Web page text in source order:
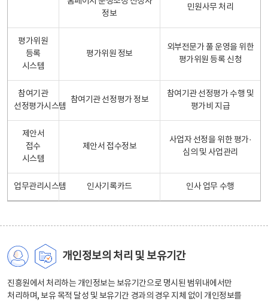
정보
민원사무 처리
평가위원
등록
시스템
평가위원 정보
외부전문가 풀 운영을 위한
평가위원 등록 신청
참여기관
선정평가시스템
참여기관 선정평가 정보
참여기관 선정평가 수행 및
평가비 지급
제안서
접수
시스템
제안서 접수정보
사업자 선정을 위한 평가·
심의 및 사업관리
업무관리시스템 인사기록카드 인사 업무 수행
개인정보의 처리 및 보유기간
진흥원에서 처리하는 개인정보는 보유기간으로 명시된 범위내에서만
처리하며, 보유 목적 달성 및 보유기간 경과의 경우 지체 없이 개인정보를